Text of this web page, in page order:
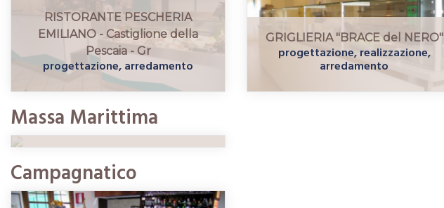
RISTORANTE PESCHERIA
EMILIANO - Castiglione della
Pescaia - Gr
progettazione, arredamento
GRIGLIERIA "BRACE del NERO"
progettazione, realizzazione,
arredamento
Massa Marittima
IL "VECCHIO BORGO"
progettazione, realizzazione,
arredamento
Campagnatico